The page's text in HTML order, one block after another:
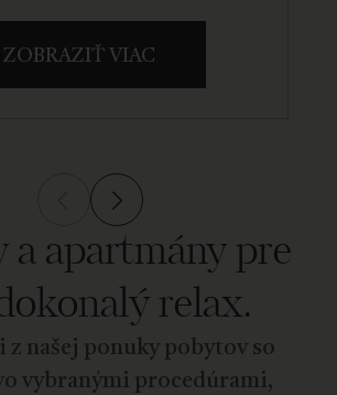
nocí.
ZOBRAZIŤ VIAC
a apartmány pre
relax.
z našej ponuky pobytov so
vybranými procedúrami,